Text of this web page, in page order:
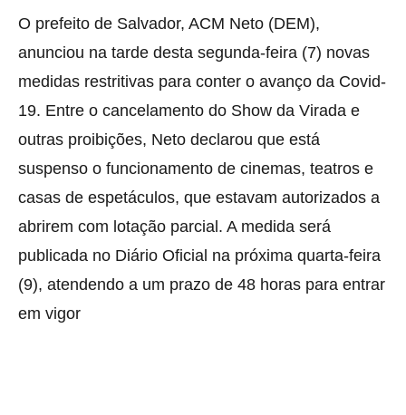
O prefeito de Salvador, ACM Neto (DEM),
anunciou na tarde desta segunda-feira (7) novas
medidas restritivas para conter o avanço da Covid-
19. Entre o cancelamento do Show da Virada e
outras proibições, Neto declarou que está
suspenso o funcionamento de cinemas, teatros e
casas de espetáculos, que estavam autorizados a
abrirem com lotação parcial. A medida será
publicada no Diário Oficial na próxima quarta-feira
(9), atendendo a um prazo de 48 horas para entrar
em vigor